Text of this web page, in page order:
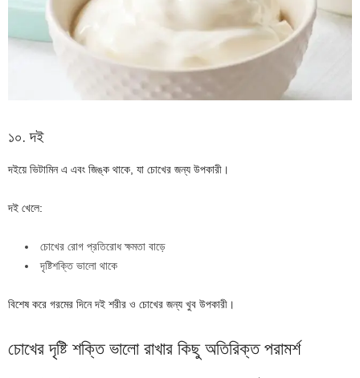
১০. দই
দইয়ে ভিটামিন এ এবং জিঙ্ক থাকে, যা চোখের জন্য উপকারী।
দই খেলে:
চোখের রোগ প্রতিরোধ ক্ষমতা বাড়ে
দৃষ্টিশক্তি ভালো থাকে
বিশেষ করে গরমের দিনে দই শরীর ও চোখের জন্য খুব উপকারী।
চোখের দৃষ্টি শক্তি ভালো রাখার কিছু অতিরিক্ত পরামর্শ